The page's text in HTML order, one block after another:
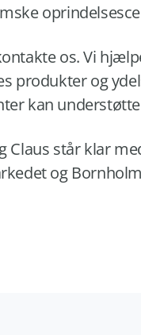
os. Vi
produkter og
kan
Claus står klar
og